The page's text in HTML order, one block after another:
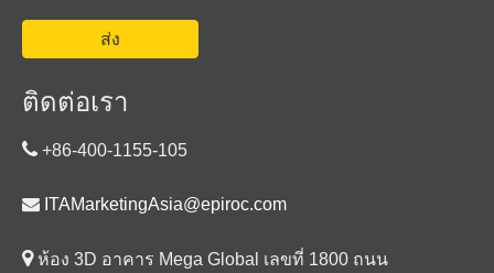
ส่ง
ติดต่อเรา
 +86-400-1155-105
 ITAMarketingAsia@epiroc.com
 ห้อง 3D อาคาร Mega Global เลขที่ 1800 ถนน